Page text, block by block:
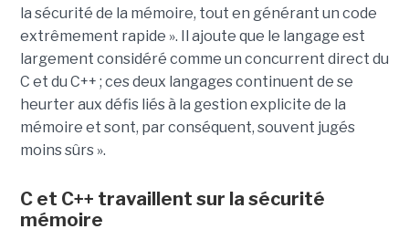
la sécurité de la mémoire, tout en générant un code
extrêmement rapide ». Il ajoute que le langage est
largement considéré comme un concurrent direct du
C et du C++ ; ces deux langages continuent de se
heurter aux défis liés à la gestion explicite de la
mémoire et sont, par conséquent, souvent jugés
moins sûrs ».
C et C++ travaillent sur la sécurité
mémoire